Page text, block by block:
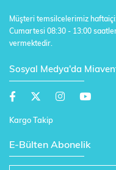
Müşteri temsilcelerimiz
Cumartesi 08:30 - 13:00
vermektedir.
Sosyal Medya'da
Kargo Takip
E-Bülten Abonelik